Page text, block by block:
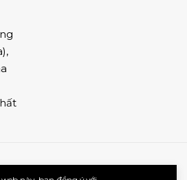
),